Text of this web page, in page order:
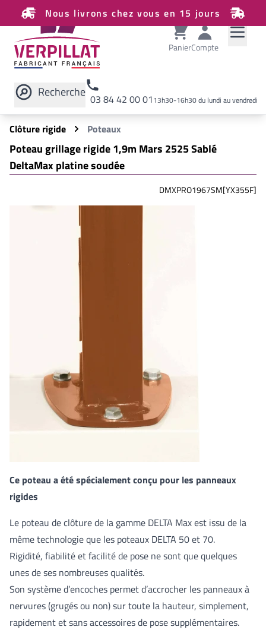
Nous livrons chez vous en 15 jours
PanierCompte
Recherche 03 84 42 00 0113h30-16h30 du lundi au vendredi
Rechercher sur le site
Clôture rigide
Poteaux
Poteau grillage rigide 1,9m Mars 2525 Sablé
DeltaMax platine soudée
DMXPRO1967SM[YX355F]
Ce poteau a été spécialement conçu pour les panneaux
rigides
Le poteau de clôture de la gamme DELTA Max est issu de la
même technologie que les poteaux DELTA 50 et 70.
Rigidité, fiabilité et facilité de pose ne sont que quelques
unes de ses nombreuses qualités.
Son système d’encoches permet d’accrocher les panneaux à
nervures (grugés ou non) sur toute la hauteur, simplement,
rapidement et sans accessoires de pose supplémentaires.